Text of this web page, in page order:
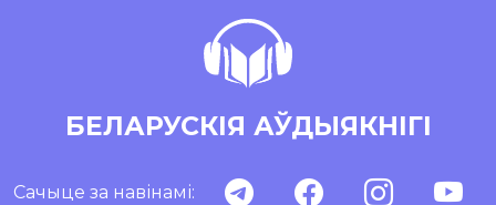
БЕЛАРУСКІЯ АЎДЫЯКНІГІ
Сачыце за навінамі: